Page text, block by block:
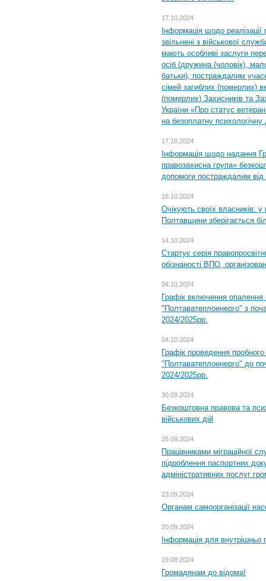
17.10.2024
Інформація щодо
звільнені з військової
мають особливі заслуги
осіб (дружина (чоловік),
батьки), постраждалим
сімей загиблих (померлих)
(померлих) Захисників та
України «Про статус
на безоплатну психологічну
17.10.2024
Інформація щодо надання
правозахисна група»
допомоги постраждалим від
15.10.2024
Очікують своїх власників: у
Полтавщини зберігається
14.10.2024
Стартує серія
обізнаності ВПО,
04.10.2024
Графік включення
"Полтаватеплоенерго" з
2024/2025рр.
04.10.2024
Графік проведення
"Полтаватеплоенерго" до
2024/2025рр.
30.09.2024
Безкоштовна правова та
військових дій
25.09.2024
Працівниками міграційної
підроблення паспортних
адміністративних послуг
23.09.2024
Органам самоорганізації
20.09.2024
Інформація для внутрішньо
19.09.2024
Громадянам до відома!